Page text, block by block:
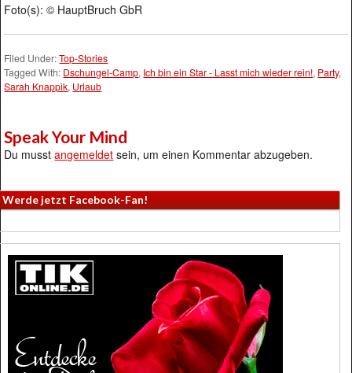
Foto(s): © HauptBruch GbR
Filed Under:Top-Stories
Tagged With: Dschungel-Camp, Ich bin ein Star - Lasst mich wieder rein!, Party,
Sarah Knappik, Urlaub
Speak Your Mind
Du musstangemeldet sein, um einen Kommentar abzugeben.
Werde jetzt Facebook-Fan!